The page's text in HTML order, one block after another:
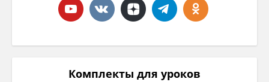
Комплекты для уроков